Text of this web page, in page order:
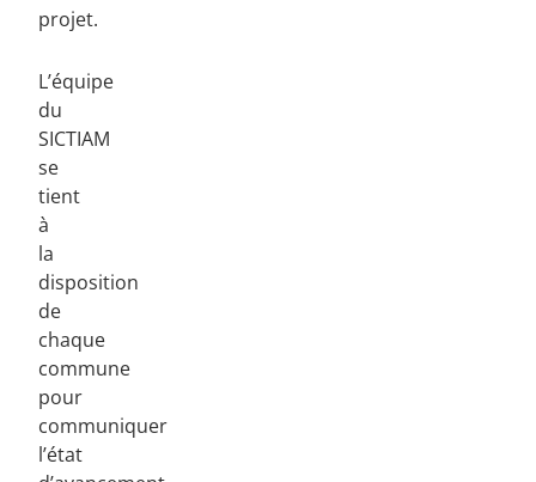
projet.
L’équipe
du
SICTIAM
se
tient
à
la
disposition
de
chaque
commune
pour
communiquer
l’état